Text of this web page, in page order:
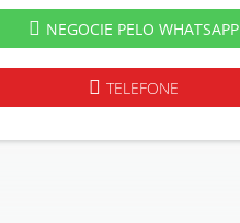
NEGOCIE PELO WHATSAPP
TELEFONE